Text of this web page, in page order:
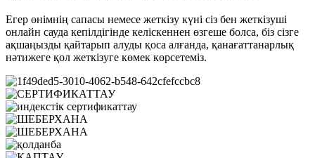
Егер өнімнің сапасы немесе жеткізу күні сіз бен жеткізуші
онлайн сауда кепілдігінде келіскеннен өзгеше болса, біз сізге
ақшаңызды қайтарып алуды қоса алғанда, қанағаттанарлық
нәтижеге қол жеткізуге көмек көрсетеміз.